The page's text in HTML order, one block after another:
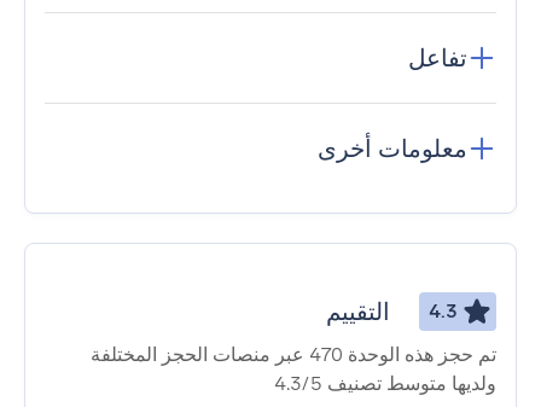
تفاعل
معلومات أخرى
4.3 التقييم
تم حجز هذه الوحدة 470 عبر منصات الحجز المختلفة
ولديها متوسط ​​تصنيف 4.3/5